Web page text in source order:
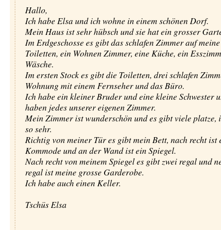
Hallo,
Ich habe Elsa und ich wohne in einem schönen Dorf.
Mein Haus ist sehr hübsch und sie hat ein grosser
Im Erdgeschosse es gibt das schlafen Zimmer auf
Toiletten, ein Wohnen Zimmer, eine Küche, ein
Wäsche.
Im ersten Stock es gibt die Toiletten, drei schlafen
Wohnung mit einem Fernseher und das Büro.
Ich habe ein kleiner Bruder und eine kleine Schwester
haben jedes unserer eigenen Zimmer.
Mein Zimmer ist wunderschön und es gibt viele platze,
so sehr.
Richtig von meiner Tür es gibt mein Bett, nach recht ist
Kommode und an der Wand ist ein Spiegel.
Nach recht von meinem Spiegel es gibt zwei regal und
regal ist meine grosse Garderobe.
Ich habe auch einen Keller.
Tschüs Elsa